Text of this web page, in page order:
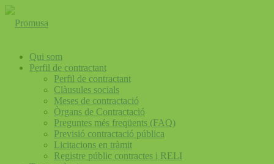
Qui som
Perfil de contractant
Perfil de contractant
Clàusules socials
Meses de contractació
Òrgans de Contractació
Preguntes més freqüents (FAQ)
Previsió contractació pública
Licitacions en tràmit
Registre públic contractes i RELI